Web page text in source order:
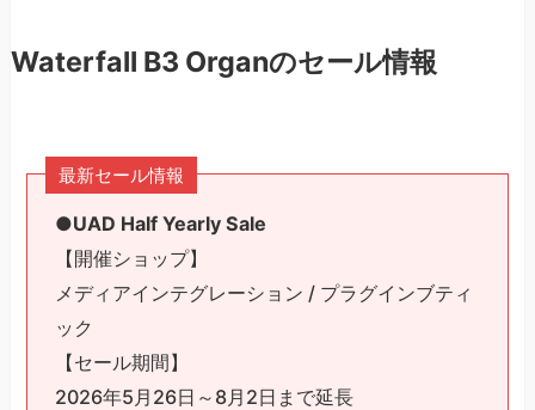
Waterfall B3 Organのセール情報
最新セール情報
●UAD Half Yearly Sale
【開催ショップ】
メディアインテグレーション / プラグインブティ
ック
【セール期間】
2026年5月26日～8月2日まで延長